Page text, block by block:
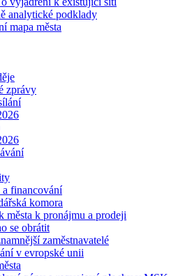
analytické podklady
mapa města
zprávy
a financování
komora
města k pronájmu a prodeji
se obrátit
zaměstnavatelé
v evropské unii